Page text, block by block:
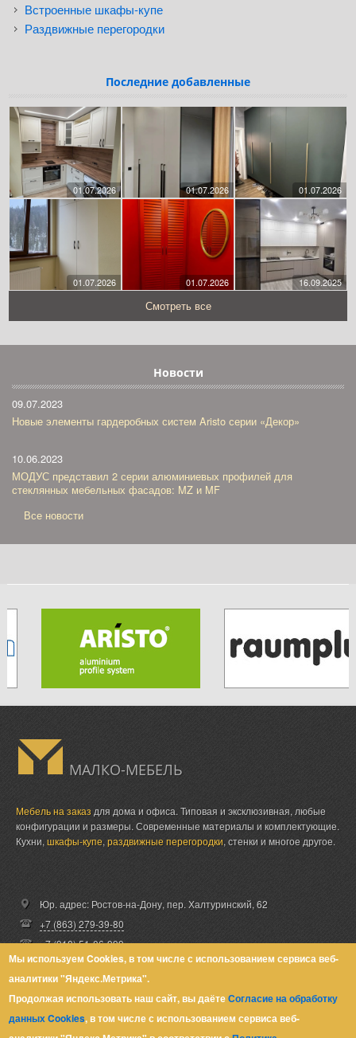
Встроенные шкафы-купе
Раздвижные перегородки
Последние добавленные
01.07.2026 01.07.2026 01.07.2026
01.07.2026 01.07.2026 16.09.2025
Смотреть все
Новости
09.07.2023
Новые элементы гардеробных систем Aristo серии «Декор»
10.06.2023
МОДУС представил 2 серии алюминиевых профилей для
стеклянных мебельных фасадов: MZ и MF
Все новости
МАЛКО-МЕБЕЛЬ
Мебель на заказ для дома и офиса. Типовая и эксклюзивная, любые
конфигурации и размеры. Современные материалы и комплектующие.
Кухни, шкафы-купе, раздвижные перегородки, стенки и многое другое.
Юр. адрес: Ростов-на-Дону, пер. Халтуринский, 62
+7 (863) 279-39-80
+7 (918) 51-06-999
zakaz@malkomebel.ru
© Малко-Мебель 2013-2026
Мы используем Cookies, в том числе с использованием сервиса веб-
аналитики "Яндекс.Метрика".
Продолжая использовать наш сайт, вы даётеСогласие на обработку
данных Cookies, в том числе с использованием сервиса веб-